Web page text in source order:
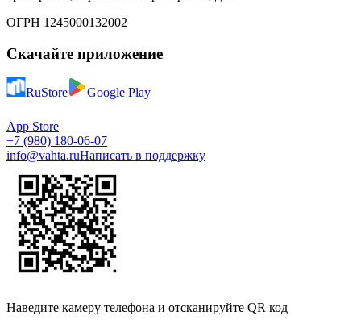
ОГРН 1245000132002
Скачайте приложение
RuStore Google Play
App Store
+7 (980) 180-06-07
info@vahta.ruНаписать в поддержку
Наведите камеру телефона и отсканируйте QR код